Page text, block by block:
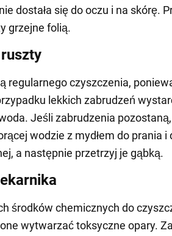
dostała się do oczu i na skórę.
grzejne folią.
regularnego czyszczenia,
lekkich zabrudzeń
Jeśli zabrudzenia
wodzie z mydłem do prania i
a następnie przetrzyj je gąbką.
środków chemicznych do
wytwarzać toksyczne opary.